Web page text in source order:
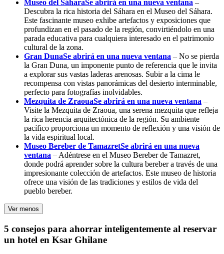
Museo del SáharaSe abrirá en una nueva ventana –
Descubra la rica historia del Sáhara en el Museo del Sáhara.
Este fascinante museo exhibe artefactos y exposiciones que
profundizan en el pasado de la región, convirtiéndolo en una
parada educativa para cualquiera interesado en el patrimonio
cultural de la zona.
Gran DunaSe abrirá en una nueva ventana – No se pierda
la Gran Duna, un imponente punto de referencia que le invita
a explorar sus vastas laderas arenosas. Subir a la cima le
recompensa con vistas panorámicas del desierto interminable,
perfecto para fotografías inolvidables.
Mezquita de ZraouaSe abrirá en una nueva ventana –
Visite la Mezquita de Zraoua, una serena mezquita que refleja
la rica herencia arquitectónica de la región. Su ambiente
pacífico proporciona un momento de reflexión y una visión de
la vida espiritual local.
Museo Bereber de TamazretSe abrirá en una nueva
ventana – Adéntrese en el Museo Bereber de Tamazret,
donde podrá aprender sobre la cultura bereber a través de una
impresionante colección de artefactos. Este museo de historia
ofrece una visión de las tradiciones y estilos de vida del
pueblo bereber.
Ver menos
5 consejos para ahorrar inteligentemente al reservar
un hotel en Ksar Ghilane